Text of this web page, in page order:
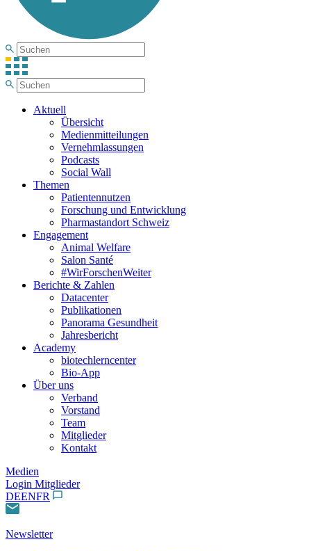
Aktuell
Übersicht
Medienmitteilungen
Vernehmlassungen
Podcasts
Social Wall
Themen
Patientennutzen
Forschung und Entwicklung
Pharmastandort Schweiz
Engagement
Animal Welfare
Salon Santé
#WirForschenWeiter
Berichte & Zahlen
Datacenter
Publikationen
Panorama Gesundheit
Jahresbericht
Academy
biotechlerncenter
Bio-App
Über uns
Verband
Vorstand
Team
Mitglieder
Kontakt
Medien
Login Mitglieder
DEENFR
Newsletter